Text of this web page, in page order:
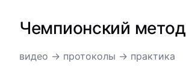
Чемпионский метод
видео → протоколы → практика